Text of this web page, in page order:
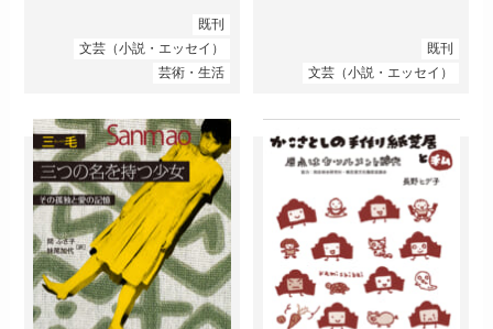
既刊
文芸（小説・エッセイ）
芸術・生活
既刊
文芸（小説・エッセイ）